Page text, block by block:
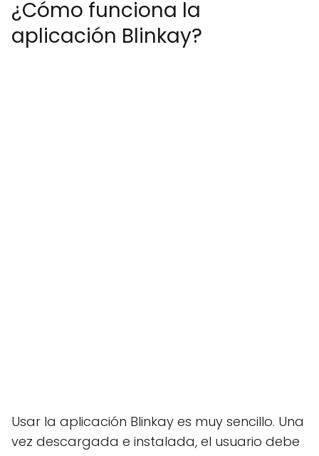
¿Cómo funciona la
aplicación Blinkay?
Usar la aplicación Blinkay es muy sencillo. Una
vez descargada e instalada, el usuario debe